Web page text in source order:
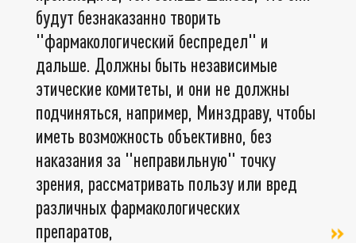
будут безнаказанно творить
"фармакологический беспредел" и
дальше. Должны быть независимые
этические комитеты, и они не должны
подчиняться, например, Минздраву, чтобы
иметь возможность объективно, без
наказания за "неправильную" точку
зрения, рассматривать пользу или вред
различных фармакологических
препаратов,